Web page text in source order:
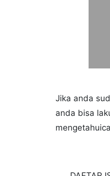
Jika anda
anda bisa